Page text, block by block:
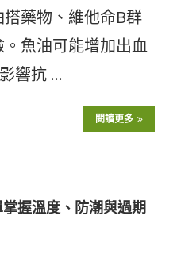
藥物、維他命B群
魚油可能增加出血
響抗 …
閱讀更多
握溫度、防潮與過期